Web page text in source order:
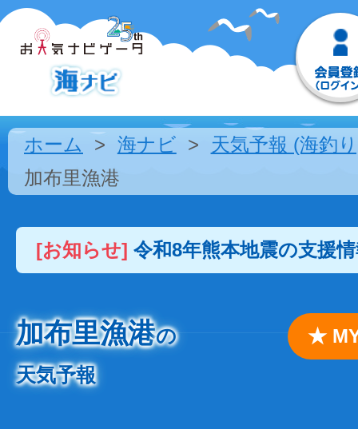
ホーム 海ナビ
天気予報 (海釣
加布里漁港
[お知らせ] 令和8年熊本地震の支援
加布里漁港の
天気予報
★